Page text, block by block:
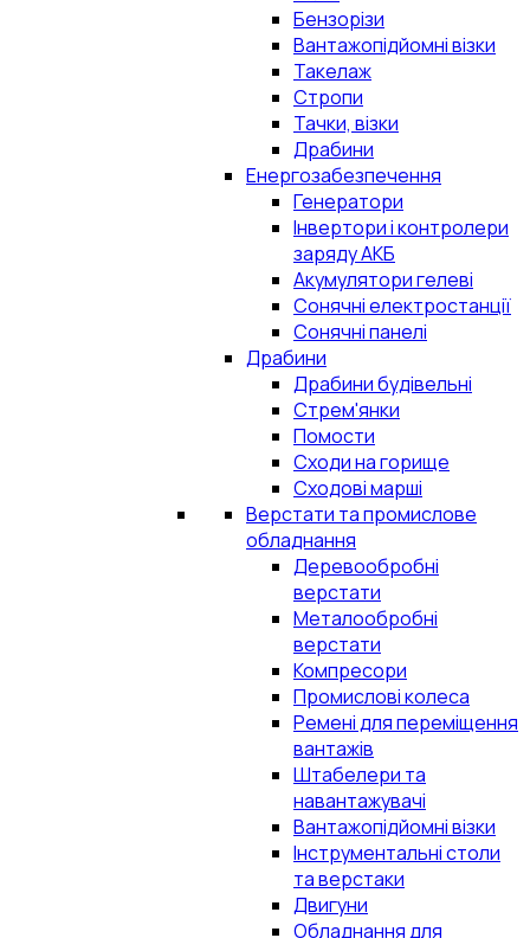
Бензорізи
Вантажопідйомні візки
Такелаж
Стропи
Тачки, візки
Драбини
Енергозабезпечення
Генератори
Інвертори і контролери
заряду АКБ
Акумулятори гелеві
Сонячні електростанції
Сонячні панелі
Драбини
Драбини будівельні
Стрем'янки
Помости
Сходи на горище
Сходові марші
Верстати та промислове
обладнання
Деревообробні
верстати
Металообробні
верстати
Компресори
Промислові колеса
Ремені для переміщення
вантажів
Штабелери та
навантажувачі
Вантажопідйомні візки
Інструментальні столи
та верстаки
Двигуни
Обладнання для